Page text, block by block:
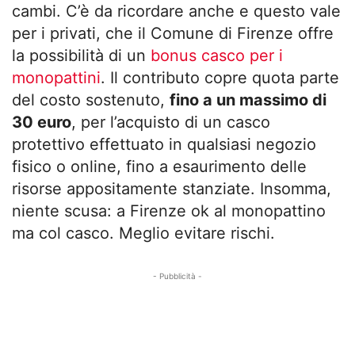
cambi. C’è da ricordare anche e questo vale
per i privati, che il Comune di Firenze offre
la possibilità di un bonus casco per i
monopattini. Il contributo copre quota parte
del costo sostenuto, fino a un massimo di
30 euro, per l’acquisto di un casco
protettivo effettuato in qualsiasi negozio
fisico o online, fino a esaurimento delle
risorse appositamente stanziate. Insomma,
niente scusa: a Firenze ok al monopattino
ma col casco. Meglio evitare rischi.
- Pubblicità -